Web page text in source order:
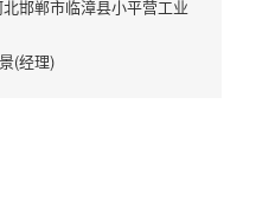
邯郸市临漳县小平营工业
(经理)